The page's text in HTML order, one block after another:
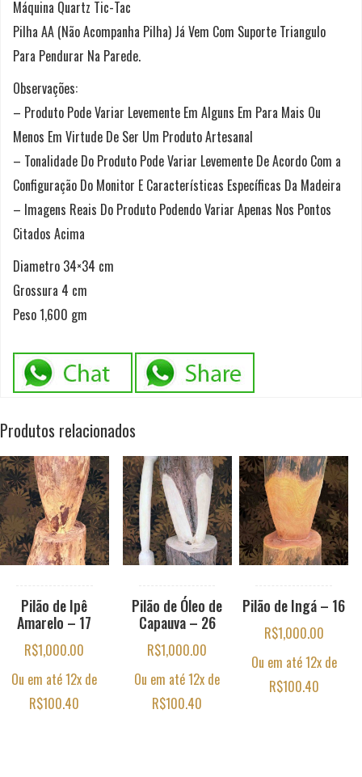
Máquina Quartz Tic-Tac
Pilha AA (Não Acompanha Pilha) Já Vem Com Suporte Triangulo
Para Pendurar Na Parede.
Observações:
– Produto Pode Variar Levemente Em Alguns Em Para Mais Ou
Menos Em Virtude De Ser Um Produto Artesanal
– Tonalidade Do Produto Pode Variar Levemente De Acordo Com a
Configuração Do Monitor E Características Específicas Da Madeira
– Imagens Reais Do Produto Podendo Variar Apenas Nos Pontos
Citados Acima
Diametro 34×34 cm
Grossura 4 cm
Peso 1,600 gm
Produtos relacionados
Pilão de Ipê
Amarelo – 17
R$1,000.00
Ou em até 12x de
R$100.40
Pilão de Ingá – 16
R$1,000.00
Ou em até 12x de
R$100.40
Pilão de Óleo de
Capauva – 26
R$1,000.00
Ou em até 12x de
R$100.40